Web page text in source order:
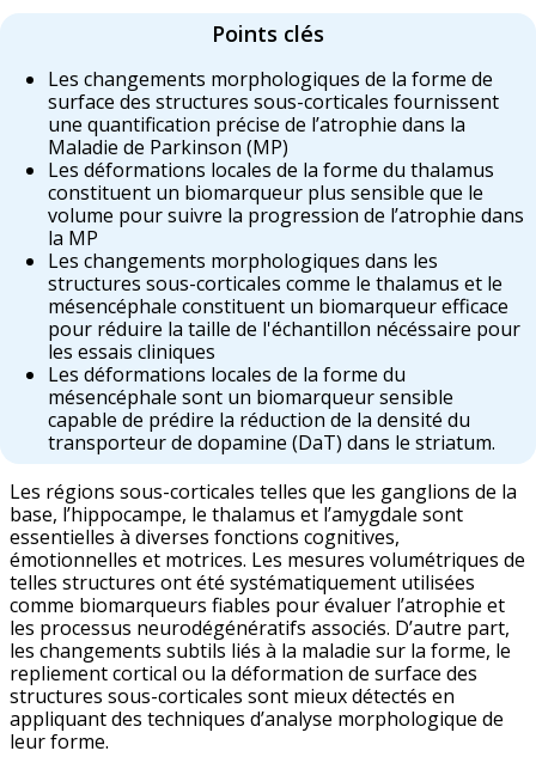
Points clés
Les changements morphologiques de la forme de
surface des structures sous-corticales fournissent
une quantification précise de l’atrophie dans la
Maladie de Parkinson (MP)
Les déformations locales de la forme du thalamus
constituent un biomarqueur plus sensible que le
volume pour suivre la progression de l’atrophie dans
la MP
Les changements morphologiques dans les
structures sous-corticales comme le thalamus et le
mésencéphale constituent un biomarqueur efficace
pour réduire la taille de l'échantillon nécéssaire pour
les essais cliniques
Les déformations locales de la forme du
mésencéphale sont un biomarqueur sensible
capable de prédire la réduction de la densité du
transporteur de dopamine (DaT) dans le striatum.
Les régions sous-corticales telles que les ganglions de la
base, l’hippocampe, le thalamus et l’amygdale sont
essentielles à diverses fonctions cognitives,
émotionnelles et motrices. Les mesures volumétriques de
telles structures ont été systématiquement utilisées
comme biomarqueurs fiables pour évaluer l’atrophie et
les processus neurodégénératifs associés. D’autre part,
les changements subtils liés à la maladie sur la forme, le
repliement cortical ou la déformation de surface des
structures sous-corticales sont mieux détectés en
appliquant des techniques d’analyse morphologique de
leur forme.